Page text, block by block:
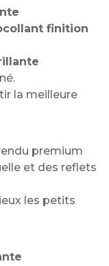
finition
la meilleure
premium
et des reflets
les petits